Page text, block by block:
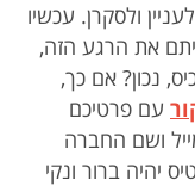
ולסקרן. עכשיו
את הרגע הזה,
נכון? אם כך,
עם פרטיכם
ושם החברה
יהיה ברור ונקי